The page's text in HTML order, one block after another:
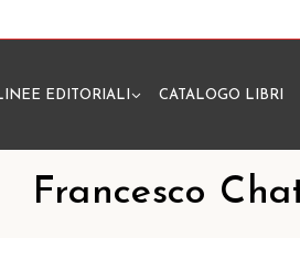
EDITORIALI CATALOGO LIBRI
Francesco